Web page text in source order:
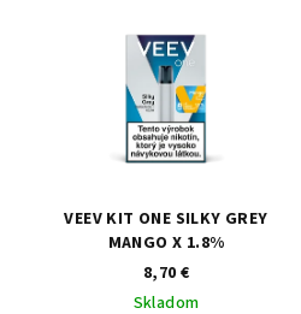
VEEV KIT ONE SILKY GREY
MANGO X 1.8%
8,70 €
Skladom